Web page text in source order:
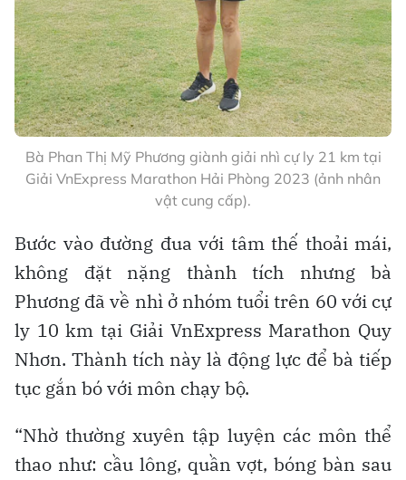
Bà Phan Thị Mỹ Phương giành giải nhì cự ly 21 km tại
Giải VnExpress Marathon Hải Phòng 2023 (ảnh nhân
vật cung cấp).
Bước vào đường đua với tâm thế thoải mái,
không đặt nặng thành tích nhưng bà
Phương đã về nhì ở nhóm tuổi trên 60 với cự
ly 10 km tại Giải VnExpress Marathon Quy
Nhơn. Thành tích này là động lực để bà tiếp
tục gắn bó với môn chạy bộ.
“Nhờ thường xuyên tập luyện các môn thể
thao như: cầu lông, quần vợt, bóng bàn sau